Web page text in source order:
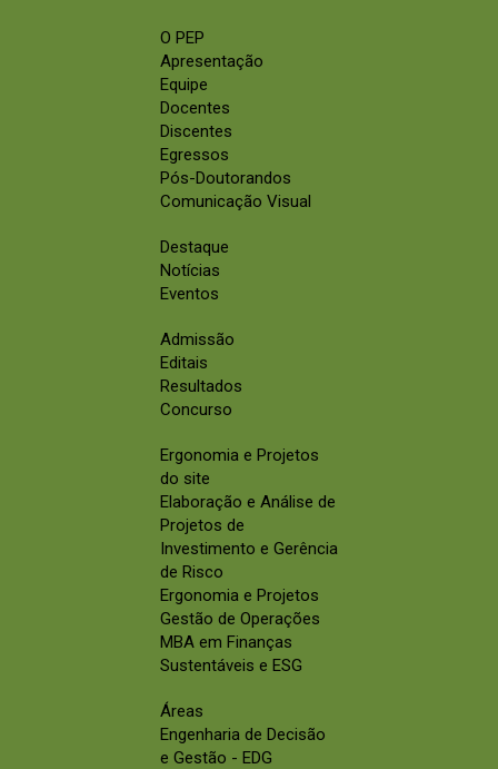
O PEP
Apresentação
Equipe
Docentes
Discentes
Egressos
Pós-Doutorandos
Comunicação Visual
Destaque
Notícias
Eventos
Admissão
Editais
Resultados
Concurso
Ergonomia e Projetos
do site
Elaboração e Análise de
Projetos de
Investimento e Gerência
de Risco
Ergonomia e Projetos
Gestão de Operações
MBA em Finanças
Sustentáveis e ESG
Áreas
Engenharia de Decisão
e Gestão - EDG